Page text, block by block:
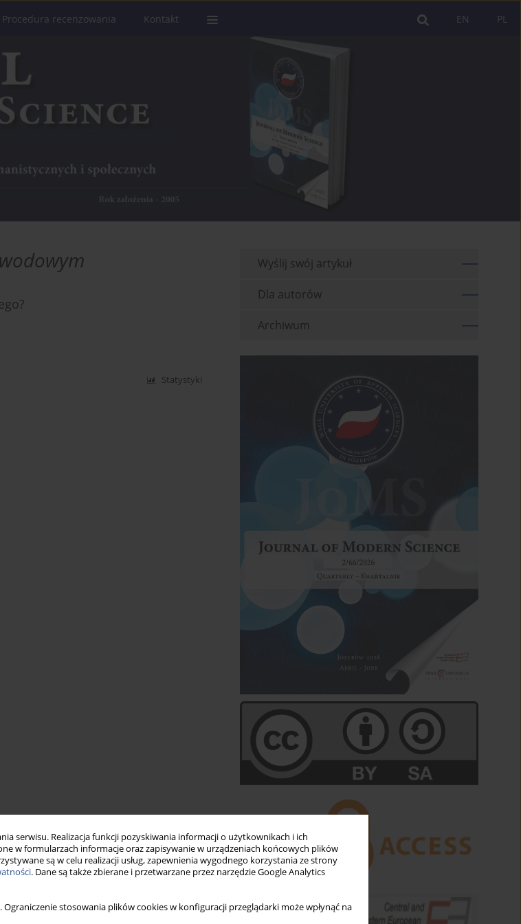
serwisu. Realizacja funkcji pozyskiwania informacji o użytkownikach i ich
w formularzach informacje oraz zapisywanie w urządzeniach końcowych plików
są w celu realizacji usług, zapewnienia wygodnego korzystania ze strony
. Dane są także zbierane i przetwarzane przez narzędzie Google Analytics
stosowania plików cookies w konfiguracji przeglądarki może wpłynąć na
PL
EN
Procedura recenzowania Kontakt
Statystyki
Wyślij swój artykuł
Dla autorów
Archiwum